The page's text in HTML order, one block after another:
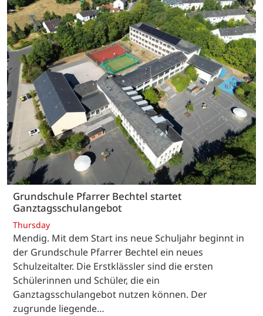
Grundschule Pfarrer Bechtel startet
Ganztagsschulangebot
Thursday
Mendig. Mit dem Start ins neue Schuljahr beginnt in
der Grundschule Pfarrer Bechtel ein neues
Schulzeitalter. Die Erstklässler sind die ersten
Schülerinnen und Schüler, die ein
Ganztagsschulangebot nutzen können. Der
zugrunde liegende…